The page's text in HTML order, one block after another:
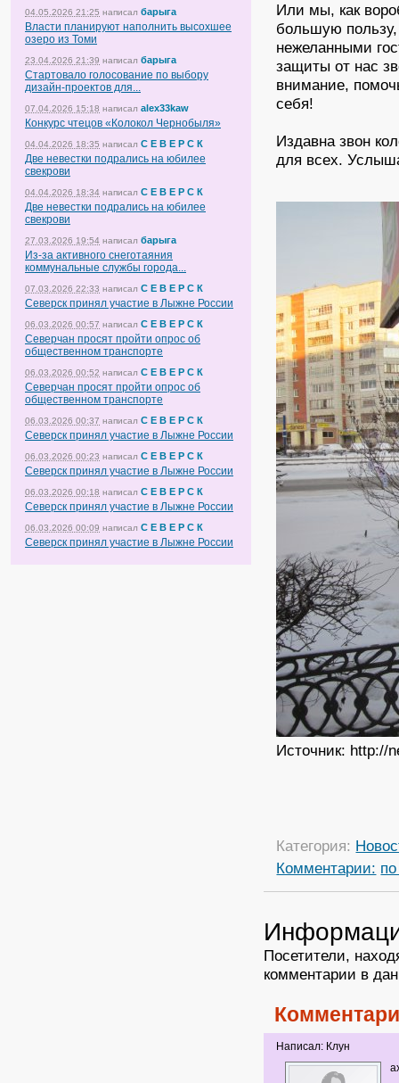
04.05.2026 21:25 написал барыга
Власти планируют наполнить высохшее
озеро из Томи
23.04.2026 21:39 написал барыга
Стартовало голосование по выбору
дизайн-проектов для...
07.04.2026 15:18 написал alex33kaw
Конкурс чтецов «Колокол Чернобыля»
04.04.2026 18:35 написал С Е В Е Р С К
Две невестки подрались на юбилее
свекрови
04.04.2026 18:34 написал С Е В Е Р С К
Две невестки подрались на юбилее
свекрови
27.03.2026 19:54 написал барыга
Из-за активного снеготаяния
коммунальные службы города...
07.03.2026 22:33 написал С Е В Е Р С К
Северск принял участие в Лыжне России
06.03.2026 00:57 написал С Е В Е Р С К
Северчан просят пройти опрос об
общественном транспорте
06.03.2026 00:52 написал С Е В Е Р С К
Северчан просят пройти опрос об
общественном транспорте
06.03.2026 00:37 написал С Е В Е Р С К
Северск принял участие в Лыжне России
06.03.2026 00:23 написал С Е В Е Р С К
Северск принял участие в Лыжне России
06.03.2026 00:18 написал С Е В Е Р С К
Северск принял участие в Лыжне России
06.03.2026 00:09 написал С Е В Е Р С К
Северск принял участие в Лыжне России
Или мы, как
большую
нежеланными
защиты от нас
внимание,
себя!
Издавна звон
для всех.
Источник: http://
Категория:
Комментарии:
Посетители,
комментарии в
Написал: Клун